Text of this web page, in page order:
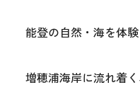
能登の自然・海を体
増穂浦海岸に流れ着